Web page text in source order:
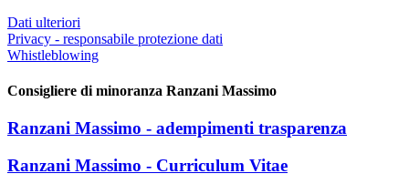
Dati ulteriori
Privacy - responsabile protezione dati
Whistleblowing
Consigliere di minoranza Ranzani Massimo
Ranzani Massimo - adempimenti trasparenza
Ranzani Massimo - Curriculum Vitae